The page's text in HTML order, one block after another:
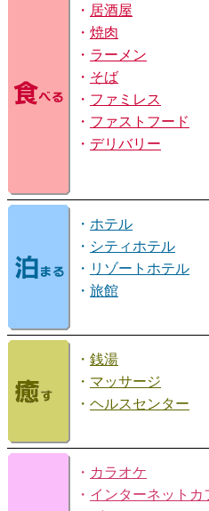
・ 居酒屋
・ 焼肉
・ ラーメン
・ そば
・ ファミレス
・ ファストフード
・ デリバリー
・ ホテル
・ シティホテル
・ リゾートホテル
・ 旅館
・ 銭湯
・ マッサージ
・ ヘルスセンター
・ カラオケ
・ インターネットカ